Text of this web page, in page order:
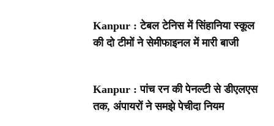
Kanpur : टेबल टेनिस में सिंहानिया स्कूल
की दो टीमों ने सेमीफाइनल में मारी बाजी
Kanpur : पांच रन की पेनल्टी से डीएलएस
तक, अंपायरों ने समझे पेचीदा नियम